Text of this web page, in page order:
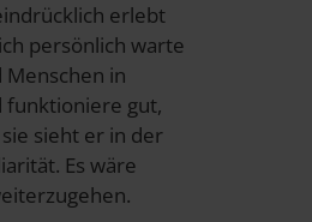
erlebt
persönlich warte
in
funktioniere gut,
sieht er in der
Es wäre